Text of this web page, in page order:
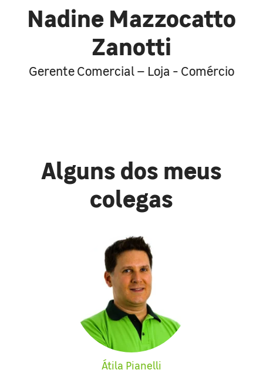
Nadine Mazzocatto
Zanotti
Gerente Comercial – Loja - Comércio
Alguns dos meus
colegas
Átila Pianelli